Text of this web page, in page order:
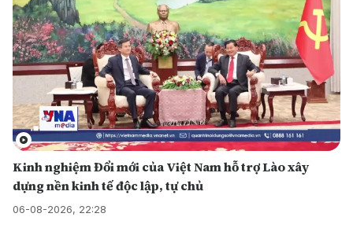
Kinh nghiệm Đổi mới của Việt Nam hỗ trợ Lào xây
dựng nền kinh tế độc lập, tự chủ
06-08-2026, 22:28